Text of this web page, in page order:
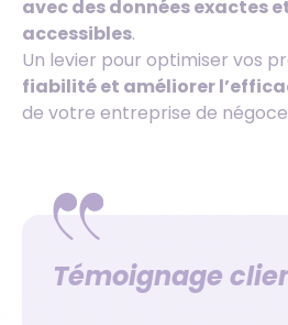
avec des données exactes
accessibles.
Un levier pour optimiser vos
fiabilité et améliorer
de votre entreprise de
Témoignage